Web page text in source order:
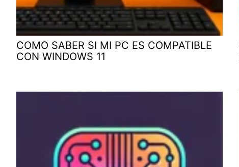
COMO SABER SI MI PC ES COMPATIBLE
CON WINDOWS 11